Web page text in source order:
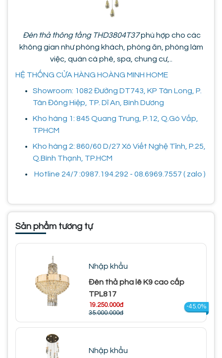
Đèn thả thông tầng THD3804T37phù hợp cho các
không gian như phòng khách, phòng ăn, phòng làm
việc, quán cà phê, spa, chung cư,..
HỆ THỐNG CỬA HÀNG HOÀNG MINH HOME
Showroom: 1082 Đường DT743, KP Tân Long, P.
Tân Đông Hiệp, TP. Dĩ An, Bình Dương
Kho hàng 1: 845 Quang Trung, P.12, Q.Gò Vấp,
TPHCM
Kho hàng 2: 860/60 D/27 Xô Viết Nghệ Tĩnh, P.25,
Q.Bình Thạnh, TP.HCM
Hotline 24/7 :0987.194.292 - 08.6969.7557 ( zalo )
Sản phẩm tương tự
Nhập khẩu
Đèn thả pha lê K9 cao cấp
TPL817
19.250.000đ
35.000.000đ
-45.0%
Nhập khẩu